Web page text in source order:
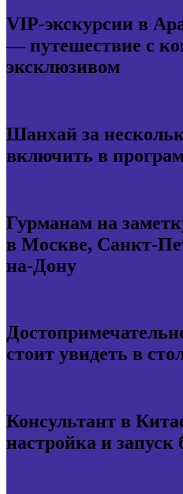
VIP-экскурсии в
— путешествие с
эксклюзивом
Шанхай за
включить в
Гурманам на
в Москве, Санкт-
на-Дону
стоит увидеть в
Консультант в
настройка и запуск